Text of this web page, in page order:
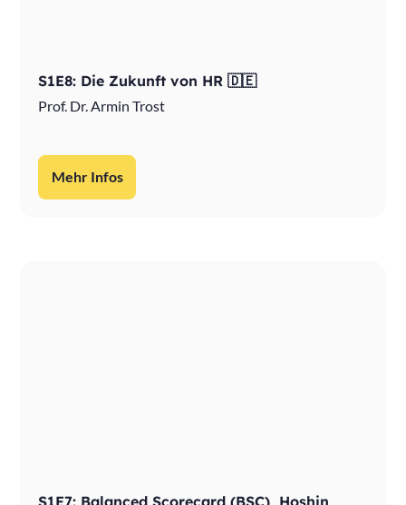
S1E8: Die Zukunft von HR 🇩🇪
Prof. Dr. Armin Trost
Mehr Infos
S1E7: Balanced Scorecard (BSC), Hoshin